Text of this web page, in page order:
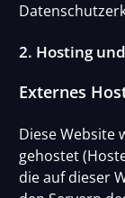
2. Hosting
Externes
Diese Website
gehostet
die auf dieser